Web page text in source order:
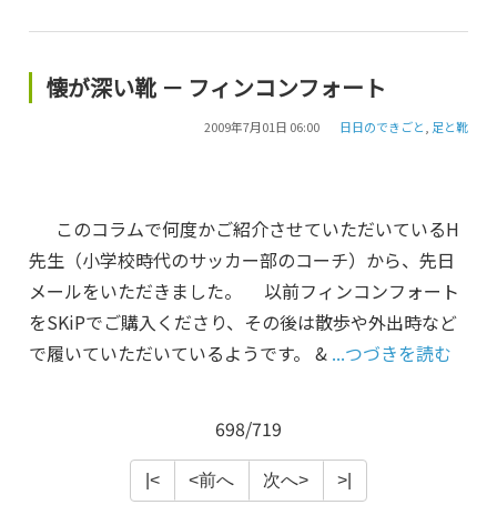
懐が深い靴 － フィンコンフォート
2009年7月01日 06:00 日日のできごと 足と靴
このコラムで何度かご紹介させていただいているH
先生（小学校時代のサッカー部のコーチ）から、先日
メールをいただきました。 以前フィンコンフォート
をSKiPでご購入くださり、その後は散歩や外出時など
で履いていただいているようです。 & ...つづきを読む
698/719
|< <前へ 次へ> >|